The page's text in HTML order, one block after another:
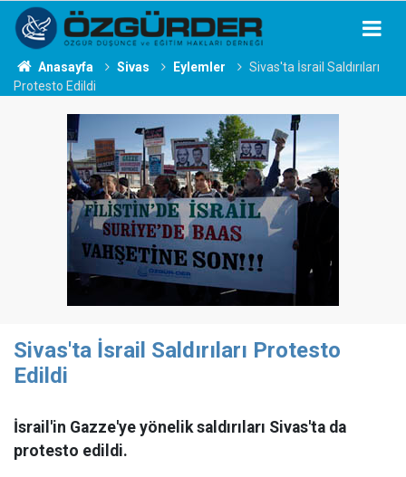
Anasayfa Sivas Eylemler
Sivas'ta İsrail Saldırıları
Protesto Edildi
Sivas'ta İsrail Saldırıları Protesto
Edildi
İsrail'in Gazze'ye yönelik saldırıları Sivas'ta da
protesto edildi.